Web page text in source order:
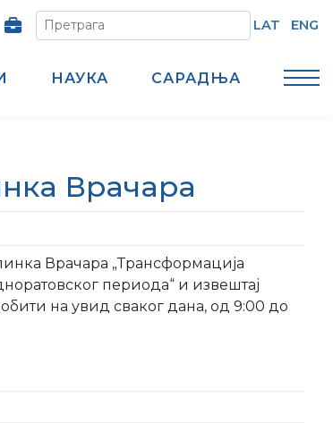
LAT ENG
НАУКА САРАДЊА
Врачара
Врачара „Трансформација
периода“ и извештај
на увид сваког дана, од 9:00 до